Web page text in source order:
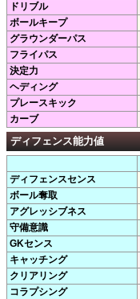
ドリブル
ボールキープ
グラウンダーパス
フライパス
決定力
ヘディング
プレースキック
カーブ
ディフェンス能力値
ディフェンスセンス
ボール奪取
アグレッシブネス
守備意識
GKセンス
キャッチング
クリアリング
コラプシング